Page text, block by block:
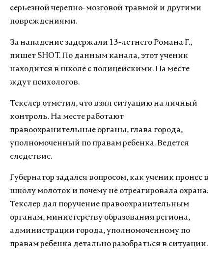
серьезной черепно-мозговой травмой и другими
повреждениями.
За нападение задержали 13-летнего Романа Г.,
пишет SHOT. По данным канала, этот ученик
находится в школе с полицейскими. На месте
ждут психологов.
Текслер отметил, что взял ситуацию на личный
контроль. На месте работают
правоохранительные органы, глава города,
уполномоченный по правам ребенка. Ведется
следствие.
Губернатор задался вопросом, как ученик пронес в
школу молоток и почему не отреагировала охрана.
Текслер дал поручение правоохранительным
органам, министерству образования региона,
администрации города, уполномоченному по
правам ребенка детально разобраться в ситуации.